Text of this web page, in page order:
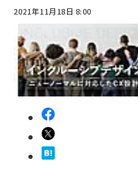
2021年11月18日 8:00